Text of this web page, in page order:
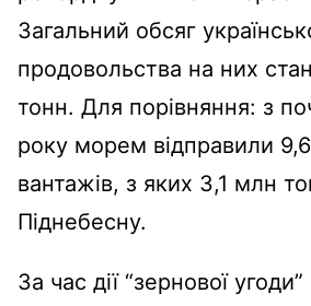
Загальний обсяг
продовольства на них
тонн. Для порівняння: з
року морем відправили
вантажів, з яких 3,1 млн
Піднебесну.
За час дії “зернової